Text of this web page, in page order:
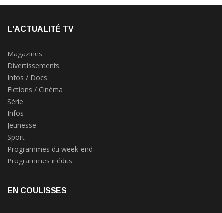
L'ACTUALITÉ TV
Magazines
Divertissements
Infos / Docs
Fictions / Cinéma
Série
Infos
Jeunesse
Sport
Programmes du week-end
Programmes inédits
EN COULISSES